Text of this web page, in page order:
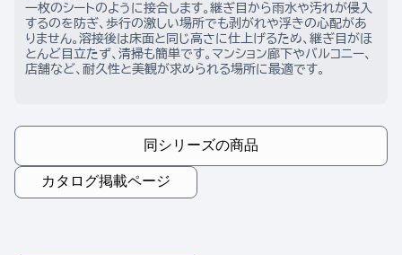
一枚のシートのように接合します。継ぎ目から雨水や汚れが侵入
するのを防ぎ、歩行の激しい場所でも剥がれや浮きの心配があ
りません。溶接後は床面と同じ高さに仕上げるため、継ぎ目がほ
とんど目立たず、清掃も簡単です。マンション廊下やバルコニー、
店舗など、耐久性と美観が求められる場所に最適です。
同シリーズの商品
カタログ掲載ページ